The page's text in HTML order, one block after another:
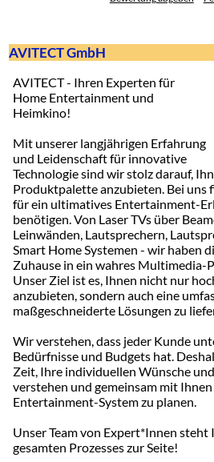
AVITECT GmbH
AVITECT - Ihren Experten für
Home Entertainment und
Heimkino!
Mit unserer langjährigen Erfahrung
und Leidenschaft für innovative
Technologie sind wir stolz darauf,
Produktpalette anzubieten. Bei uns
für ein ultimatives Entertainment-
benötigen. Von Laser TVs über
Leinwänden, Lautsprechern,
Smart Home Systemen - wir haben
Zuhause in ein wahres Multimedia-
Unser Ziel ist es, Ihnen nicht nur
anzubieten, sondern auch eine
maßgeschneiderte Lösungen zu
Wir verstehen, dass jeder Kunde
Bedürfnisse und Budgets hat.
Zeit, Ihre individuellen Wünsche
verstehen und gemeinsam mit
Entertainment-System zu planen.
Unser Team von Expert*Innen steht
gesamten Prozesses zur Seite!